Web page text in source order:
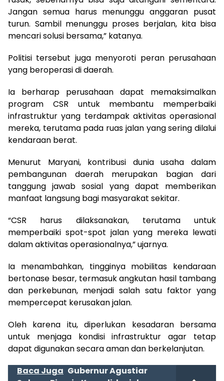
Jangan semua harus menunggu anggaran pusat
turun. Sambil menunggu proses berjalan, kita bisa
mencari solusi bersama,” katanya.
Politisi tersebut juga menyoroti peran perusahaan
yang beroperasi di daerah.
Ia berharap perusahaan dapat memaksimalkan
program CSR untuk membantu memperbaiki
infrastruktur yang terdampak aktivitas operasional
mereka, terutama pada ruas jalan yang sering dilalui
kendaraan berat.
Menurut Maryani, kontribusi dunia usaha dalam
pembangunan daerah merupakan bagian dari
tanggung jawab sosial yang dapat memberikan
manfaat langsung bagi masyarakat sekitar.
“CSR harus dilaksanakan, terutama untuk
memperbaiki spot-spot jalan yang mereka lewati
dalam aktivitas operasionalnya,” ujarnya.
Ia menambahkan, tingginya mobilitas kendaraan
bertonase besar, termasuk angkutan hasil tambang
dan perkebunan, menjadi salah satu faktor yang
mempercepat kerusakan jalan.
Oleh karena itu, diperlukan kesadaran bersama
untuk menjaga kondisi infrastruktur agar tetap
dapat digunakan secara aman dan berkelanjutan.
Baca Juga Gubernur Agustiar